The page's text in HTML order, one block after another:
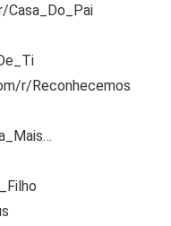
Casa_Do_Pai
r/Reconhecemos